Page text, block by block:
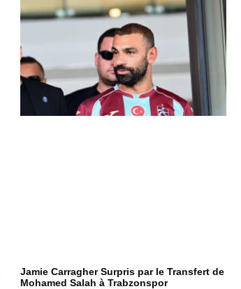
Jamie Carragher Surpris par le Transfert de
Mohamed Salah à Trabzonspor